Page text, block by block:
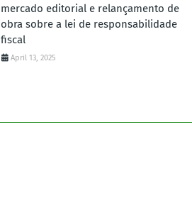
mercado editorial e relançamento de
obra sobre a lei de responsabilidade
fiscal
April 13, 2025